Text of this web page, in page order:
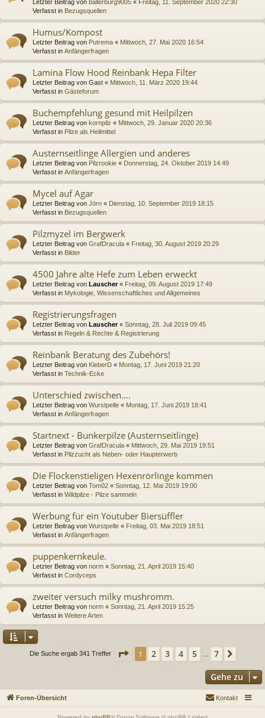
Letzter Beitrag von ballerburg9005 « Freitag, 11. September 2020 22:30
Verfasst in Bezugsquellen
Humus/Kompost
Letzter Beitrag von Putrema « Mittwoch, 27. Mai 2020 16:54
Verfasst in Anfängerfragen
Lamina Flow Hood Reinbank Hepa Filter
Letzter Beitrag von Gast « Mittwoch, 11. März 2020 19:44
Verfasst in Gästeforum
Buchempfehlung gesund mit Heilpilzen
Letzter Beitrag von kornpilz « Mittwoch, 29. Januar 2020 20:36
Verfasst in Pilze als Heilmittel
Austernseitlinge Allergien und anderes
Letzter Beitrag von Pilzrookie « Donnerstag, 24. Oktober 2019 14:49
Verfasst in Anfängerfragen
Mycel auf Agar
Letzter Beitrag von Jörn « Dienstag, 10. September 2019 18:15
Verfasst in Bezugsquellen
Pilzmyzel im Bergwerk
Letzter Beitrag von GrafDracula « Freitag, 30. August 2019 20:29
Verfasst in Bilder
4500 Jahre alte Hefe zum Leben erweckt
Letzter Beitrag von Lauscher« Freitag, 09. August 2019 17:49
Verfasst in Mykologie, Wissenschaftliches und Allgemeines
Registrierungsfragen
Letzter Beitrag von Lauscher« Sonntag, 28. Juli 2019 09:45
Verfasst in Regeln & Rechte & Registrierung
Reinbank Beratung des Zubehörs!
Letzter Beitrag von KleberD « Montag, 17. Juni 2019 21:20
Verfasst in Technik-Ecke
Unterschied zwischen....
Letzter Beitrag von Wurstpelle « Montag, 17. Juni 2019 18:41
Verfasst in Anfängerfragen
Startnext - Bunkerpilze (Austernseitlinge)
Letzter Beitrag von GrafDracula « Mittwoch, 29. Mai 2019 19:51
Verfasst in Pilzzucht als Neben- oder Haupterwerb
Die Flockenstieligen Hexenrörlinge kommen
Letzter Beitrag von Tom02 « Sonntag, 12. Mai 2019 19:00
Verfasst in Wildpilze - Pilze sammeln
Werbung für ein Youtuber Biersüffler
Letzter Beitrag von Wurstpelle « Freitag, 03. Mai 2019 18:51
Verfasst in Anfängerfragen
puppenkernkeule.
Letzter Beitrag von norm « Sonntag, 21. April 2019 15:40
Verfasst in Cordyceps
zweiter versuch milky mushromm.
Letzter Beitrag von norm « Sonntag, 21. April 2019 15:25
Verfasst in Weitere Arten
Die Suche ergab 341 Treffer Seite 1 von 7
1 2 3 4 5 7
Gehe zu
Foren-Übersicht Kontakt